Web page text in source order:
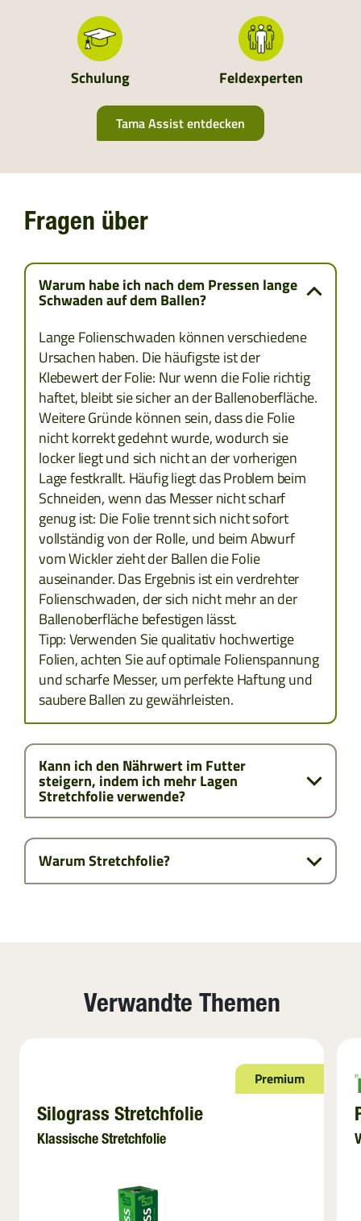
MOLDAVIEN
UKRAINE
ALBANIEN
BOSNIEN UND HERZEGOWINA
KROATIEN
MAZEDONIEN
RUMÄNIEN
SERBIEN
SLOWENIEN
ZYPERN
TCHECHIEN
ESTLAND
GRIECHENLAND
LETTLAND
LITAUEN
SLOWAKAI
Schulung Feldexperten
Tama Assist entdecken
Fragen über
Warum habe ich nach dem Pressen lange
Schwaden auf dem Ballen?
Lange Folienschwaden können verschiedene
Ursachen haben. Die häufigste ist der
Klebewert der Folie: Nur wenn die Folie richtig
haftet, bleibt sie sicher an der Ballenoberfläche.
Weitere Gründe können sein, dass die Folie
nicht korrekt gedehnt wurde, wodurch sie
locker liegt und sich nicht an der vorherigen
Lage festkrallt. Häufig liegt das Problem beim
Schneiden, wenn das Messer nicht scharf
genug ist: Die Folie trennt sich nicht sofort
vollständig von der Rolle, und beim Abwurf
vom Wickler zieht der Ballen die Folie
auseinander. Das Ergebnis ist ein verdrehter
Folienschwaden, der sich nicht mehr an der
Ballenoberfläche befestigen lässt.
Tipp: Verwenden Sie qualitativ hochwertige
Folien, achten Sie auf optimale Folienspannung
und scharfe Messer, um perfekte Haftung und
saubere Ballen zu gewährleisten.
Kann ich den Nährwert im Futter
steigern, indem ich mehr Lagen
Stretchfolie verwende?
Warum Stretchfolie?
Verwandte Themen
Premium
Silograss Stretchfolie
Klassische Stretchfolie